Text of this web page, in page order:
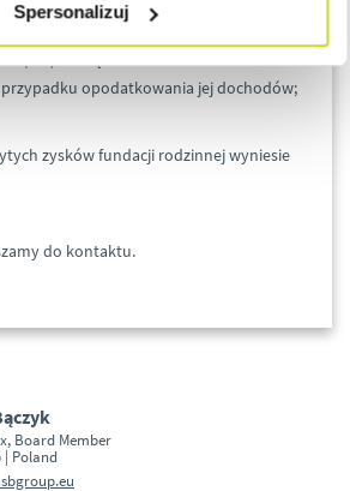
Spersonalizuj
opodatkowania jej dochodów;
zysków fundacji rodzinnej wyniesie
do kontaktu.
Board Member
| Poland